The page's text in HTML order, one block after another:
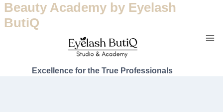
Beauty Academy by Eyelash
ButiQ
Excellence for the True Professionals